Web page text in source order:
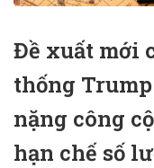
Đề xuất mới
thống
nặng công
hạn chế số